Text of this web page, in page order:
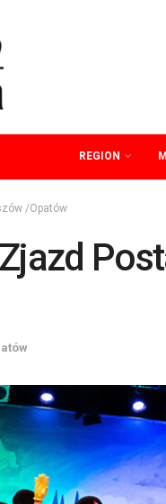
REGION
/Opatów